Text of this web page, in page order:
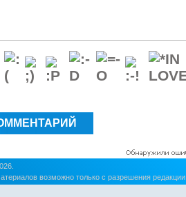
возможно только с разрешения